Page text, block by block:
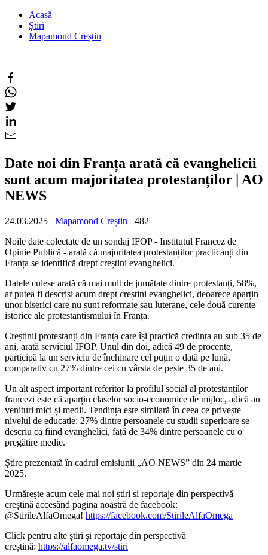
Acasă
Știri
Mapamond Creștin
Date noi din Franța arată că evanghelicii
sunt acum majoritatea protestanților | AO
NEWS
24.03.2025 Mapamond Creștin
482
Noile date colectate de un sondaj IFOP - Institutul Francez de
Opinie Publică - arată că majoritatea protestanților practicanți din
Franța se identifică drept creștini evanghelici.
Datele culese arată că mai mult de jumătate dintre protestanți, 58%,
ar putea fi descriși acum drept creștini evanghelici, deoarece aparțin
unor biserici care nu sunt reformate sau luterane, cele două curente
istorice ale protestantismului în Franța.
Creștinii protestanți din Franța care își practică credința au sub 35 de
ani, arată serviciul IFOP. Unul din doi, adică 49 de procente,
participă la un serviciu de închinare cel puțin o dată pe lună,
comparativ cu 27% dintre cei cu vârsta de peste 35 de ani.
Un alt aspect important referitor la profilul social al protestanților
francezi este că aparțin claselor socio-economice de mijloc, adică au
venituri mici și medii. Tendința este similară în ceea ce privește
nivelul de educație: 27% dintre persoanele cu studii superioare se
descriu ca fiind evanghelici, față de 34% dintre persoanele cu o
pregătire medie.
Știre prezentată în cadrul emisiunii „AO NEWS” din 24 martie
2025.
Urmărește acum cele mai noi știri și reportaje din perspectivă
creștină accesând pagina noastră de facebook:
@StirileAlfaOmega! https://facebook.com/StirileAlfaOmega
Click pentru alte știri și reportaje din perspectivă
creștină: https://alfaomega.tv/stiri